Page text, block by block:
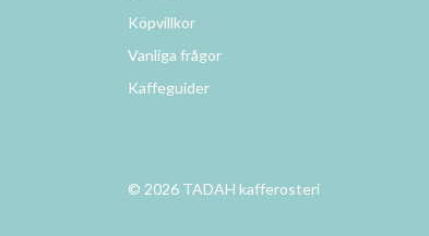
Köpvillkor
Vanliga frågor
Kaffeguider
© 2026 TADAH kafferosteri